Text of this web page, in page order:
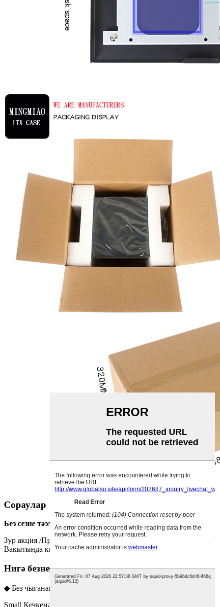
Сораулар
Без сезне тәэмин итәбез:
Зур акция /Профессиональ сыйфат контроле / G.
Вакытында китерегез.
Нигә безне сайларга?
◆ Без чыганак заводы,
Small Кечкенә партияне үзләштерүгә булышу,